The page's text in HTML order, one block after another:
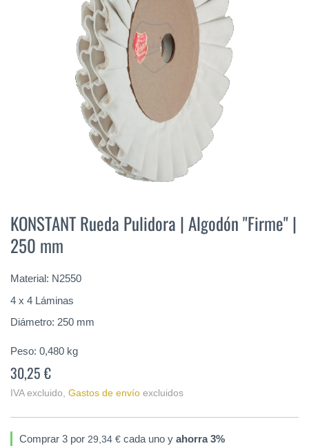
comienzo
de
la
de
imágenes
KONSTANT Rueda Pulidora | Algodón "Firme" |
250 mm
Material: N2550
4 x 4 Láminas
Diámetro: 250 mm
Peso: 0,480 kg
30,25 €
IVA excluido, Gastos de envío excluidos
Comprar 3 por 29,34 € cada uno y ahorra3%